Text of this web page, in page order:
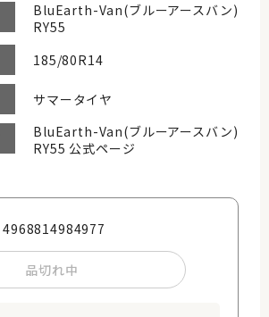
BluEarth-Van(ブルーアースバン)
RY55
185/80R14
サマータイヤ
BluEarth-Van(ブルーアースバン)
RY55 公式ページ
4968814984977
品切れ中